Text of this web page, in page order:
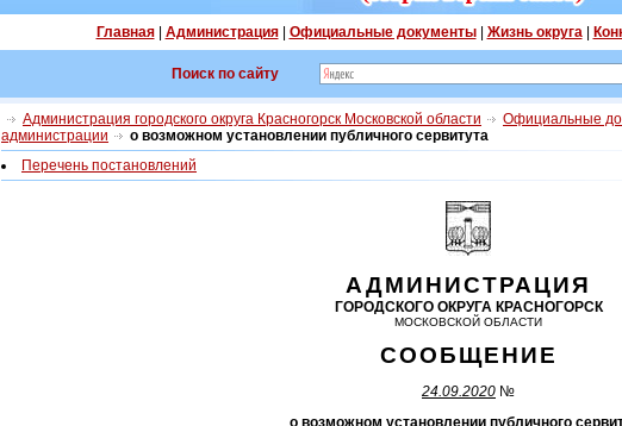
Главная| Администрация| Официальные документы| Жизнь округа|
Поиск по сайту
Администрация городского округа Красногорск Московской области Официальные
администрации
о возможном установлении публичного сервитута
Перечень постановлений
АДМИНИСТРАЦИЯ
ГОРОДСКОГО ОКРУГА КРАСНОГОРСК
МОСКОВСКОЙ ОБЛАСТИ
СООБЩЕНИЕ
24.09.2020 №
о возможном установлении публичного